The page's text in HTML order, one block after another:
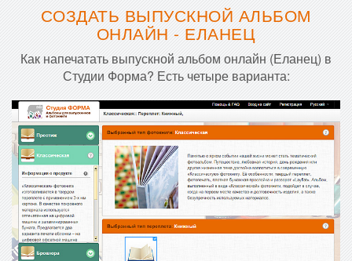
СОЗДАТЬ ВЫПУСКНОЙ АЛЬБОМ
ОНЛАЙН - ЕЛАНЕЦ
Как напечатать выпускной альбом онлайн (Еланец) в
Студии Форма? Есть четыре варианта: